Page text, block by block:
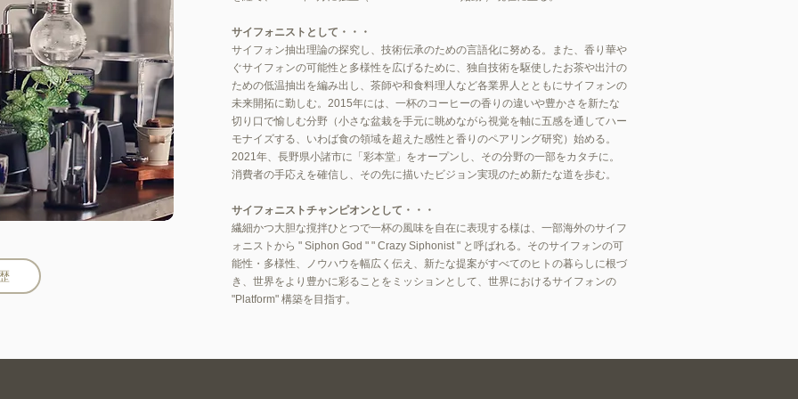
サイフォニストとして・・・
サイフォン抽出理論の探究し、技術伝承のための言語化に努める。また、香り華や
ぐサイフォンの可能性と多様性を広げるために、独自技術を駆使したお茶や出汁の
ための低温抽出を編み出し、茶師や和食料理人など各業界人とともにサイフォンの
未来開拓に勤しむ。2015年には、一杯のコーヒーの香りの違いや豊かさを新たな
切り口で愉しむ分野（小さな盆栽を手元に眺めながら視覚を軸に五感を通してハー
モナイズする、いわば食の領域を超えた感性と香りのペアリング研究）始める。
2021年、長野県小諸市に「彩本堂」をオープンし、その分野の一部をカタチに。
消費者の手応えを確信し、その先に描いたビジョン実現のため新たな道を歩む。
サイフォニストチャンピオンとして・・・
繊細かつ大胆な撹拌ひとつで一杯の風味を自在に表現する様は、一部海外のサイフ
ォニストから " Siphon God " " Crazy Siphonist " と呼ばれる。そのサイフォンの可
能性・多様性、ノウハウを幅広く伝え、新たな提案がすべてのヒトの暮らしに根づ
き、世界をより豊かに彩ることをミッションとして、世界におけるサイフォンの
"Platform" 構築を目指す。